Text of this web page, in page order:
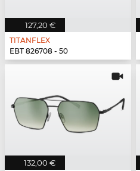
127,20 €
TITANFLEX
EBT 826708 - 50
132,00 €